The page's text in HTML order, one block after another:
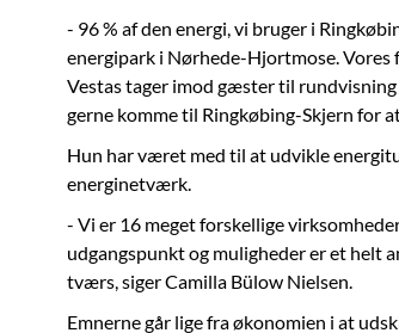
- 96 % af den energi, vi bruger i
energipark i Nørhede-Hjortmose.
Vestas tager imod gæster til
gerne komme til Ringkøbing-Skjern for
Hun har været med til at udvikle
energinetværk.
- Vi er 16 meget forskellige
udgangspunkt og muligheder er et helt
tværs, siger Camilla Bülow Nielsen.
Emnerne går lige fra økonomien i at